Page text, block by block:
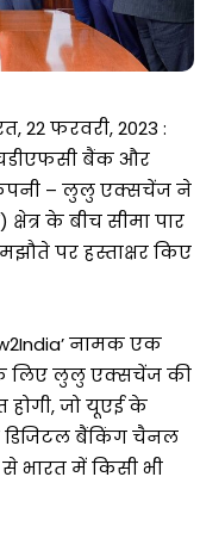
22 फरवरी, 2023 :
बैंक और
कंपनी – लुलु एक्सचेंज ने
के बीच सीमा पार
पर हस्ताक्षर किए
नामक एक
लिए लुलु एक्सचेंज की
होगी, जो यूएई के
डिजिटल बैंकिंग चैनल
भारत में किसी भी